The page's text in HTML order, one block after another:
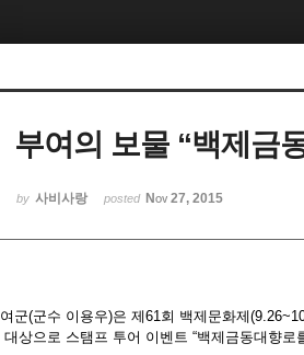
부여의 보물 “백제금
by 사비사랑 posted Nov 27, 2015
군(군수 이용우)은 제61회 백제문화제
대상으로 스탬프 투어 이벤트 “백제금동대향로